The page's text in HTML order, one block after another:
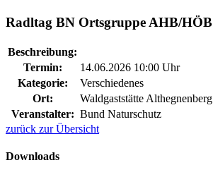
Radltag BN Ortsgruppe AHB/HÖB
Beschreibung:
Termin:
14.06.2026 10:00 Uhr
Kategorie:
Verschiedenes
Ort:
Waldgaststätte Althegnenberg
Veranstalter: Bund Naturschutz
zurück zur Übersicht
Downloads